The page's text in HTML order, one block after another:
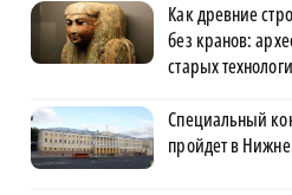
Как древние
без кранов:
старых
Специальный
пройдет в